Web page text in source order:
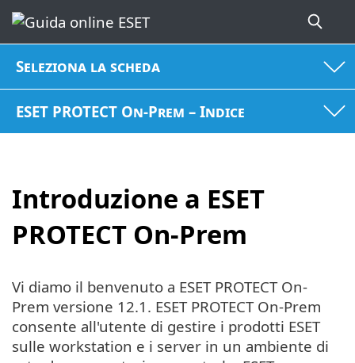
Seleziona la scheda
ESET PROTECT On-Prem – Indice
Introduzione a ESET
PROTECT On-Prem
Vi diamo il benvenuto a ESET PROTECT On-
Prem versione 12.1. ESET PROTECT On-Prem
consente all'utente di gestire i prodotti ESET
sulle workstation e i server in un ambiente di